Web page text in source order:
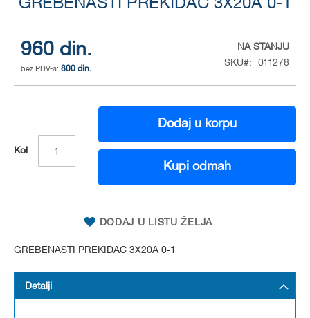
GREBENASTI PREKIDAC 3X20A 0-1
960 din.
800 din.
NA STANJU
SKU
011278
Kol
Dodaj u korpu
Kupi odmah
DODAJ U LISTU ŽELJA
GREBENASTI PREKIDAC 3X20A 0-1
of
the
images
gallery
Detalji